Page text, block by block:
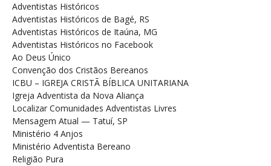
Adventistas Históricos
Adventistas Históricos de Bagé, RS
Adventistas Históricos de Itaúna, MG
Adventistas Históricos no Facebook
Ao Deus Único
Convenção dos Cristãos Bereanos
ICBU – IGREJA CRISTÃ BÍBLICA UNITARIANA
Igreja Adventista da Nova Aliança
Localizar Comunidades Adventistas Livres
Mensagem Atual — Tatuí, SP
Ministério 4 Anjos
Ministério Adventista Bereano
Religião Pura